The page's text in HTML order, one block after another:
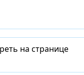
на странице